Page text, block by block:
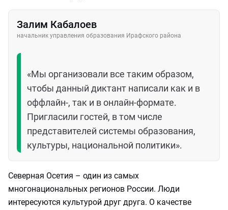
Залим Кабалоев
начальник управления образования Ирафского района
«Мы организовали все таким образом,
чтобы данный диктант написали как и в
оффлайн-, так и в онлайн-формате.
Пригласили гостей, в том числе
представителей системы образования,
культуры, национальной политики».
Северная Осетия – один из самых
многонациональных регионов России. Люди
интересуются культурой друг друга. О качестве